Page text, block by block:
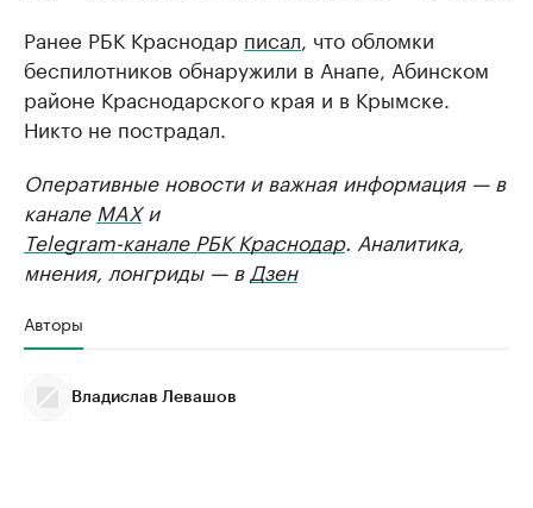
Ранее РБК Краснодар писал , что обломки
беспилотников обнаружили в Анапе, Абинском
районе Краснодарского края и в Крымске.
Никто не пострадал.
Оперативные новости и важная информация — в
канале MAXи
Telegram-канале РБК Краснодар. Аналитика,
мнения, лонгриды — в Дзен
Авторы
Владислав Левашов